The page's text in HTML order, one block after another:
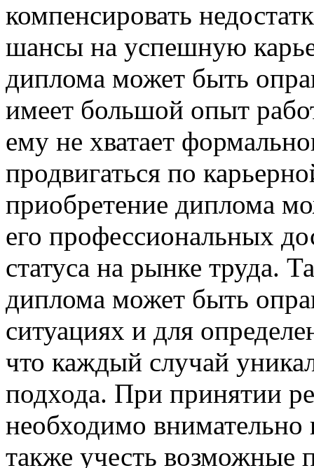
компенсировать
шансы на успешную
диплома может быть
имеет большой опыт
ему не хватает
продвигаться по
приобретение диплома
его профессиональных
статуса на рынке труда.
диплома может быть
ситуациях и для
что каждый случай
подхода. При принятии
необходимо внимательно
также учесть возможные